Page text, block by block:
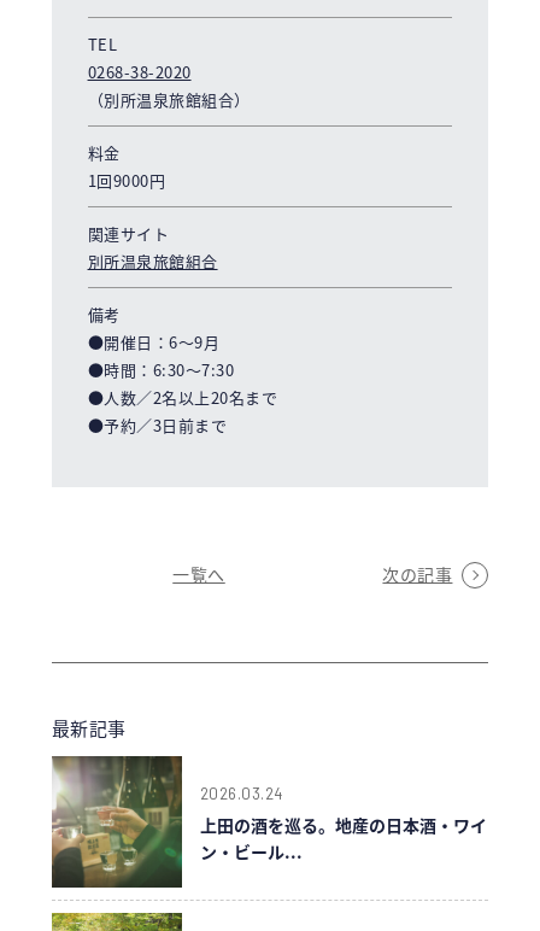
TEL
0268-38-2020
（別所温泉旅館組合）
料金
1回9000円
関連サイト
別所温泉旅館組合
備考
●開催日：6～9月
●時間：6:30～7:30
●人数／2名以上20名まで
●予約／3日前まで
一覧へ 次の記事
最新記事
2026.03.24
上田の酒を巡る。地産の日本酒・ワイ
ン・ビール...